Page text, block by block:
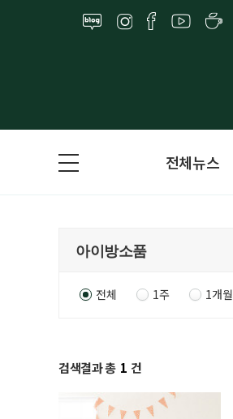
전체뉴스
전체 1주 1개월
검색결과 총 1 건